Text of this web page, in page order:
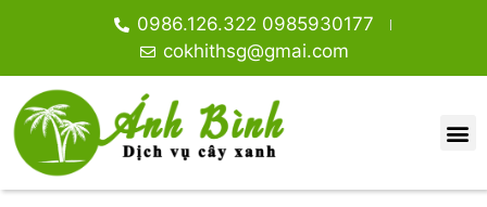
0986.126.322 0985930177
cokhithsg@gmai.com